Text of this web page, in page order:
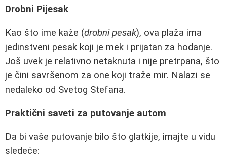
Drobni Pijesak
Kao što ime kaže (drobni pesak), ova plaža ima
jedinstveni pesak koji je mek i prijatan za hodanje.
Još uvek je relativno netaknuta i nije pretrpana, što
je čini savršenom za one koji traže mir. Nalazi se
nedaleko od Svetog Stefana.
Praktični saveti za putovanje autom
Da bi vaše putovanje bilo što glatkije, imajte u vidu
sledeće: